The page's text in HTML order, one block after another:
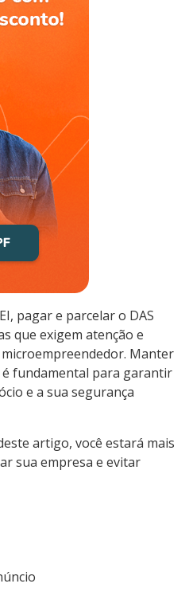
pagar e parcelar o DAS
que exigem atenção e
Manter
fundamental para garantir
e a sua segurança
artigo, você estará mais
sua empresa e evitar